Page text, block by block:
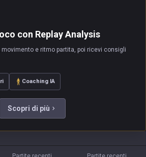
con Replay Analysis
movimento e ritmo partita, poi ricevi consigli
Coaching IA
Scopri di più